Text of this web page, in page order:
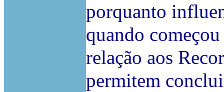
porquanto
quando
relação aos
permitem